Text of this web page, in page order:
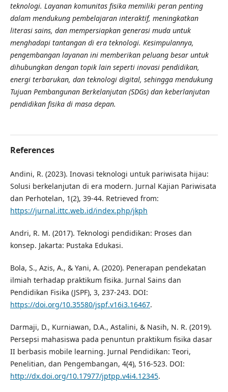
teknologi. Layanan komunitas fisika memiliki peran penting
dalam mendukung pembelajaran interaktif, meningkatkan
literasi sains, dan mempersiapkan generasi muda untuk
menghadapi tantangan di era teknologi. Kesimpulannya,
pengembangan layanan ini memberikan peluang besar untuk
dihubungkan dengan topik lain seperti inovasi pendidikan,
energi terbarukan, dan teknologi digital, sehingga mendukung
Tujuan Pembangunan Berkelanjutan (SDGs) dan keberlanjutan
pendidikan fisika di masa depan.
References
Andini, R. (2023). Inovasi teknologi untuk pariwisata hijau:
Solusi berkelanjutan di era modern. Jurnal Kajian Pariwisata
dan Perhotelan, 1(2), 39-44. Retrieved from:
https://jurnal.ittc.web.id/index.php/jkph
Andri, R. M. (2017). Teknologi pendidikan: Proses dan
konsep. Jakarta: Pustaka Edukasi.
Bola, S., Azis, A., & Yani, A. (2020). Penerapan pendekatan
ilmiah terhadap praktikum fisika. Jurnal Sains dan
Pendidikan Fisika (JSPF), 3, 237-243. DOI:
https://doi.org/10.35580/jspf.v16i3.16467.
Darmaji, D., Kurniawan, D.A., Astalini, & Nasih, N. R. (2019).
Persepsi mahasiswa pada penuntun praktikum fisika dasar
II berbasis mobile learning. Jurnal Pendidikan: Teori,
Penelitian, dan Pengembangan, 4(4), 516-523. DOI:
http://dx.doi.org/10.17977/jptpp.v4i4.12345.